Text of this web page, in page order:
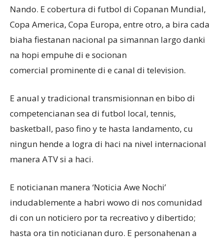
Nando. E cobertura di futbol di Copanan Mundial,
Copa America, Copa Europa, entre otro, a bira cada
biaha fiestanan nacional pa simannan largo danki
na hopi empuhe di e socionan
comercial prominente di e canal di television.
E anual y tradicional transmisionnan en bibo di
competencianan sea di futbol local, tennis,
basketball, paso fino y te hasta landamento, cu
ningun hende a logra di haci na nivel internacional
manera ATV si a haci.
E noticianan manera ‘Noticia Awe Nochi’
indudablemente a habri wowo di nos comunidad
di con un noticiero por ta recreativo y dibertido;
hasta ora tin noticianan duro. E personahenan a